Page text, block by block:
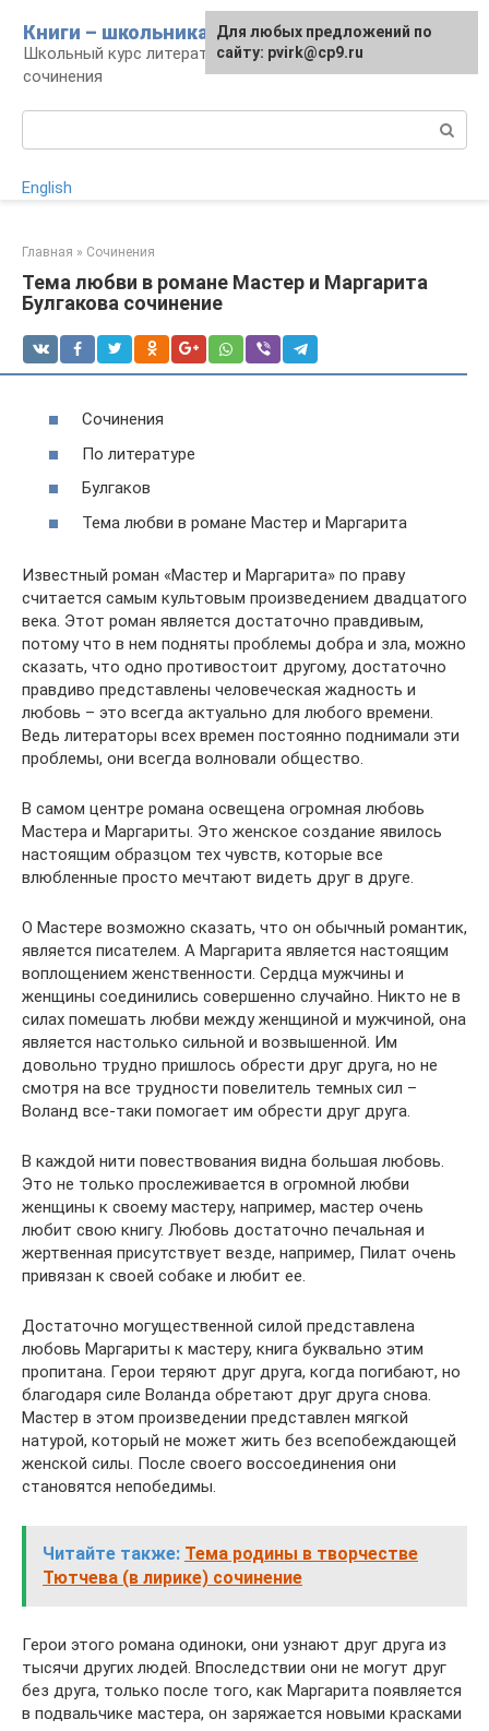
контенту
Книги – школьникам
Школьный курс литературы: уроки и
сочинения
English
Главная » Сочинения
Тема любви в романе Мастер и Маргарита
Булгакова сочинение
Сочинения
По литературе
Булгаков
Тема любви в романе Мастер и Маргарита
Известный роман «Мастер и Маргарита» по праву
считается самым культовым произведением двадцатого
века. Этот роман является достаточно правдивым,
потому что в нем подняты проблемы добра и зла, можно
сказать, что одно противостоит другому, достаточно
правдиво представлены человеческая жадность и
любовь – это всегда актуально для любого времени.
Ведь литераторы всех времен постоянно поднимали эти
проблемы, они всегда волновали общество.
В самом центре романа освещена огромная любовь
Мастера и Маргариты. Это женское создание явилось
настоящим образцом тех чувств, которые все
влюбленные просто мечтают видеть друг в друге.
О Мастере возможно сказать, что он обычный романтик,
является писателем. А Маргарита является настоящим
воплощением женственности. Сердца мужчины и
женщины соединились совершенно случайно. Никто не в
силах помешать любви между женщиной и мужчиной, она
является настолько сильной и возвышенной. Им
довольно трудно пришлось обрести друг друга, но не
смотря на все трудности повелитель темных сил –
Воланд все-таки помогает им обрести друг друга.
В каждой нити повествования видна большая любовь.
Это не только прослеживается в огромной любви
женщины к своему мастеру, например, мастер очень
любит свою книгу. Любовь достаточно печальная и
жертвенная присутствует везде, например, Пилат очень
привязан к своей собаке и любит ее.
Достаточно могущественной силой представлена
любовь Маргариты к мастеру, книга буквально этим
пропитана. Герои теряют друг друга, когда погибают, но
благодаря силе Воланда обретают друг друга снова.
Мастер в этом произведении представлен мягкой
натурой, который не может жить без всепобеждающей
женской силы. После своего воссоединения они
становятся непобедимы.
Читайте также: Тема родины в творчестве
Тютчева (в лирике) сочинение
Герои этого романа одиноки, они узнают друг друга из
тысячи других людей. Впоследствии они не могут друг
без друга, только после того, как Маргарита появляется
в подвальчике мастера, он заряжается новыми красками
Для любых предложений по
сайту: pvirk@cp9.ru